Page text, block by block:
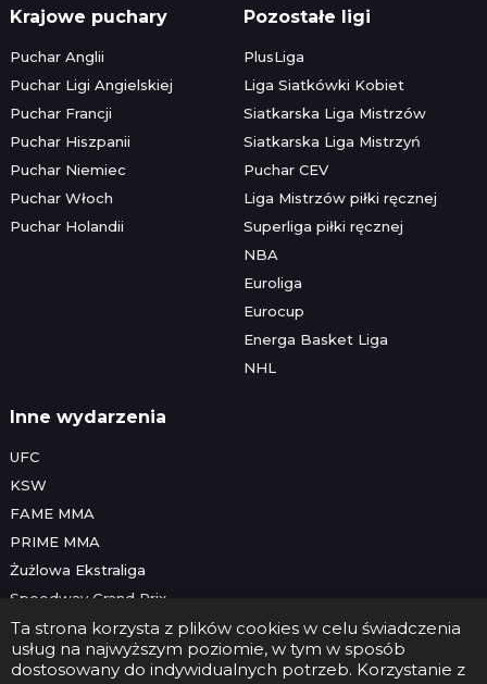
Ta strona korzysta z plików cookies w celu świadczenia
usług na najwyższym poziomie, w tym w sposób
dostosowany do indywidualnych potrzeb. Korzystanie z
Krajowe puchary
Puchar Anglii
Puchar Ligi Angielskiej
Puchar Francji
Puchar Hiszpanii
Puchar Niemiec
Puchar Włoch
Puchar Holandii
Pozostałe ligi
PlusLiga
Liga Siatkówki Kobiet
Siatkarska Liga Mistrzów
Siatkarska Liga Mistrzyń
Puchar CEV
Liga Mistrzów piłki ręcznej
Superliga piłki ręcznej
NBA
Euroliga
Eurocup
Energa Basket Liga
NHL
Inne wydarzenia
UFC
KSW
FAME MMA
PRIME MMA
Żużlowa Ekstraliga
Speedway Grand Prix
Skoki narciarskie